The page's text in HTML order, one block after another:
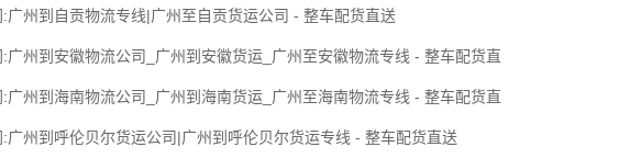
广州到自贡物流专线|广州至自贡货运公司 - 整车配货直送
广州到安徽物流公司_广州到安徽货运_广州至安徽物流专线 - 整车配货直
广州到海南物流公司_广州到海南货运_广州至海南物流专线 - 整车配货直
广州到呼伦贝尔货运公司|广州到呼伦贝尔货运专线 - 整车配货直送